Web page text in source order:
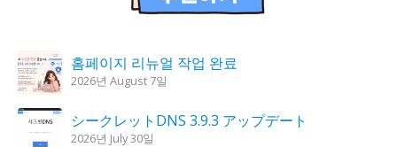
홈페이지 리뉴얼 작업 완료
2026년 August 7일
シークレットDNS 3.9.3 アップデート
2026년 July 30일